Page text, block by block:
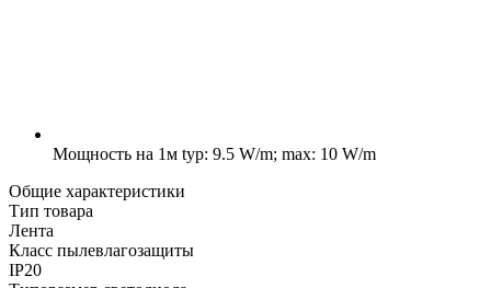
Мощность на 1м typ: 9.5 W/m; max: 10 W/m
Общие характеристики
Тип товара
Лента
Класс пылевлагозащиты
IP20